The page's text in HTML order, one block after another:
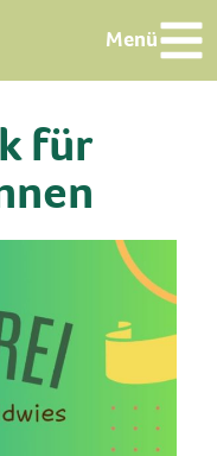
Menü
für